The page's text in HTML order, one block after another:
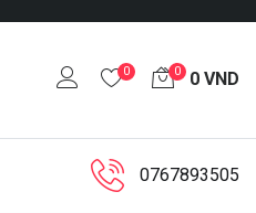
0 0 0 VND
0767893505